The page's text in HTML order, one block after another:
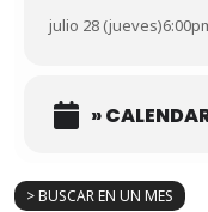
> BUSCAR EN UN MES
julio 28 (jueves)
»